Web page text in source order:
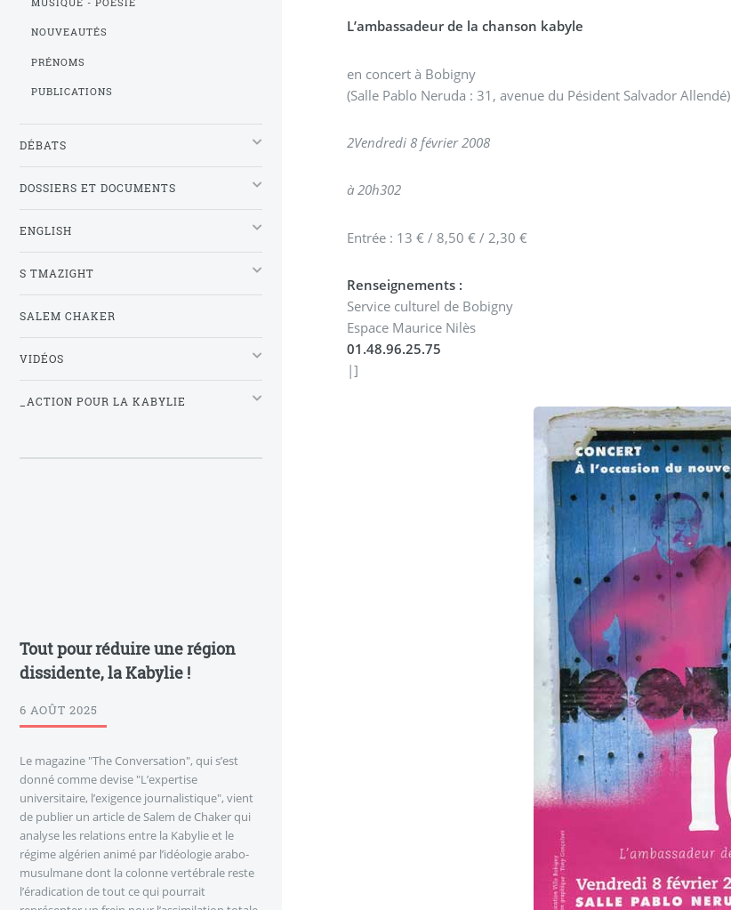
L’ambassadeur de la chanson kabyle
en concert à Bobigny
(Salle Pablo Neruda : 31, avenue du Pésident Salvador Allendé)
2Vendredi 8 février 2008
à 20h302
Entrée : 13 € / 8,50 € / 2,30 €
Renseignements :
Service culturel de Bobigny
Espace Maurice Nilès
01.48.96.25.75
|]
NOUVEAUTÉS
PRÉNOMS
PUBLICATIONS
DÉBATS
DOSSIERS ET DOCUMENTS
ENGLISH
S TMAZIGHT
SALEM CHAKER
VIDÉOS
_ACTION POUR LA KABYLIE
Tout pour réduire une région
dissidente, la Kabylie !
6 AOÛT 2025
Le magazine "The Conversation", qui s’est
donné comme devise "L’expertise
universitaire, l’exigence journalistique", vient
de publier un article de Salem de Chaker qui
analyse les relations entre la Kabylie et le
régime algérien animé par l’idéologie arabo-
musulmane dont la colonne vertébrale reste
l’éradication de tout ce qui pourrait